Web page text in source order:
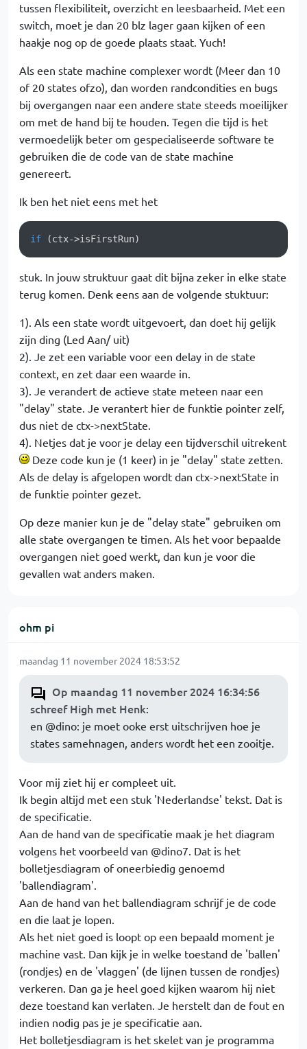
tussen flexibiliteit, overzicht en leesbaarheid. Met een
switch, moet je dan 20 blz lager gaan kijken of een
haakje nog op de goede plaats staat. Yuch!
Als een state machine complexer wordt (Meer dan 10
of 20 states ofzo), dan worden randcondities en bugs
bij overgangen naar een andere state steeds moeilijker
om met de hand bij te houden. Tegen die tijd is het
vermoedelijk beter om gespecialiseerde software te
gebruiken die de code van de state machine
genereert.
Ik ben het niet eens met het
if (ctx->isFirstRun)
stuk. In jouw struktuur gaat dit bijna zeker in elke state
terug komen. Denk eens aan de volgende stuktuur:
1). Als een state wordt uitgevoert, dan doet hij gelijk
zijn ding (Led Aan/ uit)
2). Je zet een variable voor een delay in de state
context, en zet daar een waarde in.
3). Je verandert de actieve state meteen naar een
"delay" state. Je verantert hier de funktie pointer zelf,
dus niet de ctx->nextState.
4). Netjes dat je voor je delay een tijdverschil uitrekent
Deze code kun je (1 keer) in je "delay" state zetten.
Als de delay is afgelopen wordt dan ctx->nextState in
de funktie pointer gezet.
Op deze manier kun je de "delay state" gebruiken om
alle state overgangen te timen. Als het voor bepaalde
overgangen niet goed werkt, dan kun je voor die
gevallen wat anders maken.
ohm pi
maandag 11 november 2024 18:53:52
Op maandag 11 november 2024 16:34:56
schreef High met Henk:
en @dino: je moet ooke erst uitschrijven hoe je
states samehnagen, anders wordt het een zooitje.
Voor mij ziet hij er compleet uit.
Ik begin altijd met een stuk 'Nederlandse' tekst. Dat is
de specificatie.
Aan de hand van de specificatie maak je het diagram
volgens het voorbeeld van @dino7. Dat is het
bolletjesdiagram of oneerbiedig genoemd
'ballendiagram'.
Aan de hand van het ballendiagram schrijf je de code
en die laat je lopen.
Als het niet goed is loopt op een bepaald moment je
machine vast. Dan kijk je in welke toestand de 'ballen'
(rondjes) en de 'vlaggen' (de lijnen tussen de rondjes)
verkeren. Dan ga je heel goed kijken waarom hij niet
deze toestand kan verlaten. Je herstelt dan de fout en
indien nodig pas je je specificatie aan.
Het bolletjesdiagram is het skelet van je programma